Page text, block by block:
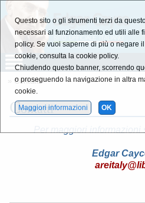
» Contatti
Contatti
Edgar
Questo sito o gli strumenti terzi da
necessari al funzionamento ed utili alle
policy. Se vuoi saperne di più o negare
cookie, consulta la cookie policy.
Chiudendo questo banner, scorrendo
o proseguendo la navigazione in altra
cookie.
Maggiori informazioni
OK